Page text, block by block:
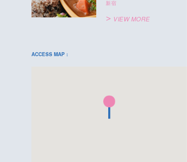
新宿
VIEW MORE
ACCESS MAP :